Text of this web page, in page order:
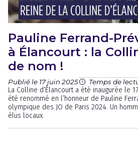
Pauline Ferrand-
à Élancourt : la
de nom !
Publié le 17 juin 2025 Temps de
La Colline d’Élancourt a été inaugurée le
été renommé en l’honneur de Pauline
olympique des JO de Paris 2024. Un
élus locaux.